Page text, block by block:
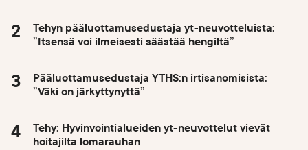
Tehyn pääluottamusedustaja yt-neuvotteluista:
”Itsensä voi ilmeisesti säästää hengiltä”
Pääluottamusedustaja YTHS:n irtisanomisista:
”Väki on järkyttynyttä”
Tehy: Hyvinvointialueiden yt-neuvottelut vievät
hoitajilta lomarauhan